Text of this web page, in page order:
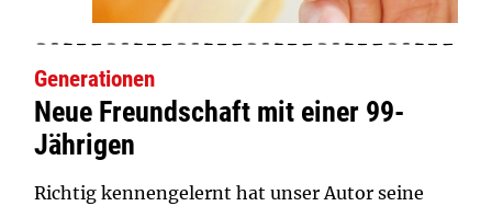
Generationen
Neue Freundschaft mit einer 99-
Jährigen
Richtig kennengelernt hat unser Autor seine